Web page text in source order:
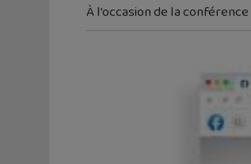
À l’occasion de la